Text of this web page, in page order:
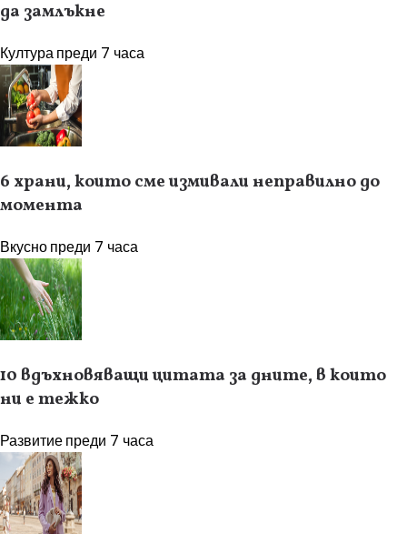
да замлъкне
Културапреди 7 часа
6 храни, които сме измивали неправилно до
момента
Вкуснопреди 7 часа
10 вдъхновяващи цитата за дните, в които
ни е тежко
Развитиепреди 7 часа